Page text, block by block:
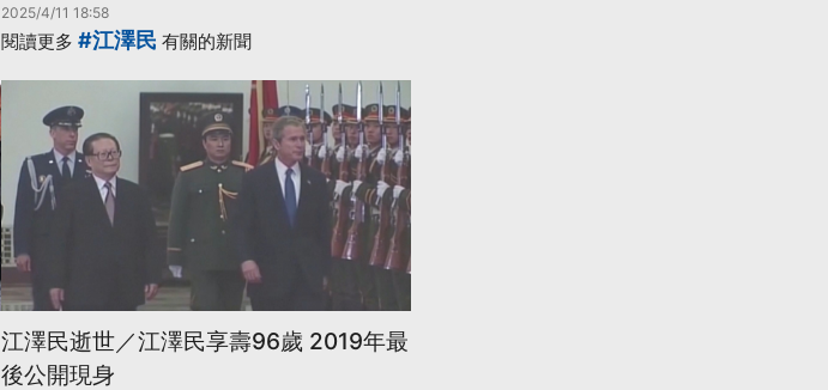
2025/4/11 18:58
閱讀更多 #江澤民 有關的新聞
江澤民逝世／江澤民享壽96歲 2019年最
後公開現身